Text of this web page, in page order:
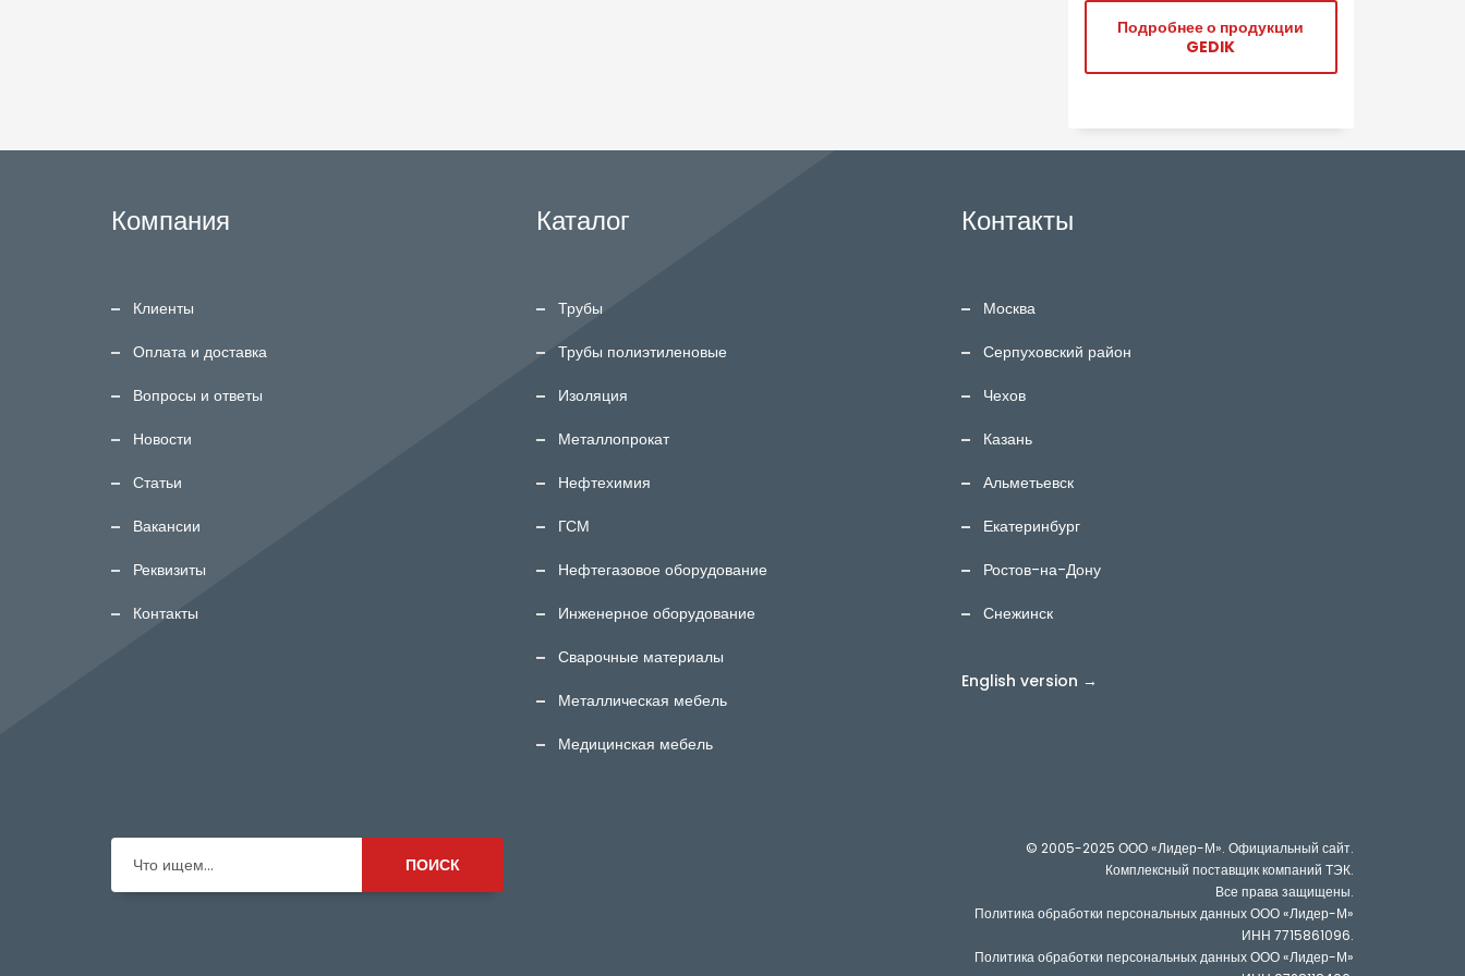
Подробнее о продукции
GEDIK
Компания
Клиенты
Оплата и доставка
Вопросы и ответы
Новости
Статьи
Вакансии
Реквизиты
Контакты
Каталог
Трубы
Трубы полиэтиленовые
Изоляция
Металлопрокат
Нефтехимия
ГСМ
Нефтегазовое оборудование
Инженерное оборудование
Сварочные материалы
Металлическая мебель
Медицинская мебель
Контакты
Москва
Серпуховский район
Чехов
Казань
Альметьевск
Екатеринбург
Ростов-на-Дону
Снежинск
English version →
Что ищем... ПОИСК
© 2005-2025 ООО «Лидер-М». Официальный сайт.
Комплексный поставщик компаний ТЭК.
Все права защищены.
Политика обработки персональных данных ООО «Лидер-М»
ИНН 7715861096.
Политика обработки персональных данных ООО «Лидер-М»